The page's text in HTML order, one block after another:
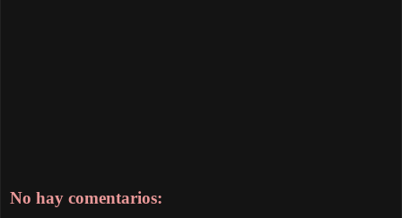
No hay comentarios: